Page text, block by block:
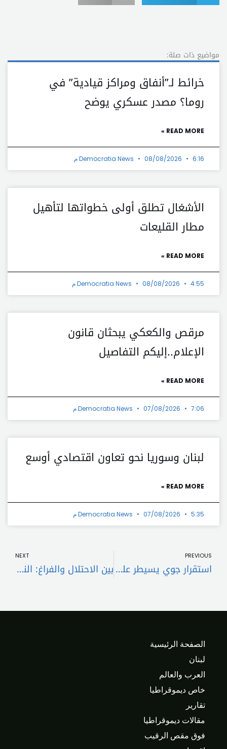
مواضيع ذات صلة:
خرائط لـ”أنفاق ومراكز قيادية” في
روما؟ مصدر عسكري يوضح
READ MORE »
Democratia News 08/08/2026 6:16 م
الأشغال تطلق أولى خطواتها لتأهيل
مطار القليعات
READ MORE »
Democratia News 08/08/2026 4:55 م
مرقص والكعكي يبحثان قانون
الإعلام..إليكم التفاصيل
READ MORE »
Democratia News 07/08/2026 7:06 م
لبنان وسوريا نحو تعاون اقتصادي أوسع
READ MORE »
Democratia News 07/08/2026 5:35 م
PREVIOUS
استقرار جوي يسيطر على لبنان وارتفاع الحرارة منتصف الأسبوع
NEXT
بين الاحتلال والفراغ: النبطية ترفع صوت الجنوب كله
الصفحة الرئيسية
لبنان
العرب والعالم
خاص ديموقراطيا
تقارير
مقالات ديموقراطيا
فوق مقص الرقيب